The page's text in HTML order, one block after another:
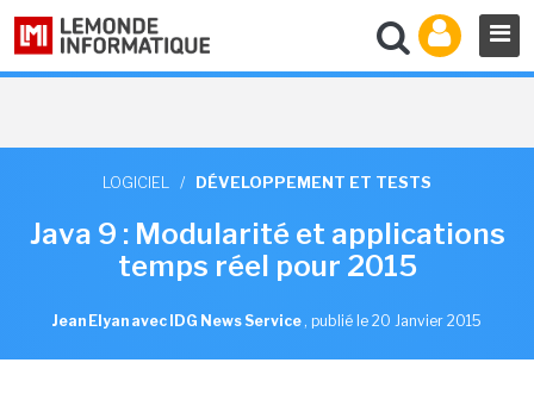
LOGICIEL / DÉVELOPPEMENT ET TESTS
Java 9 : Modularité et applications
temps réel pour 2015
Jean Elyan avec IDG News Service , publié le 20 Janvier 2015